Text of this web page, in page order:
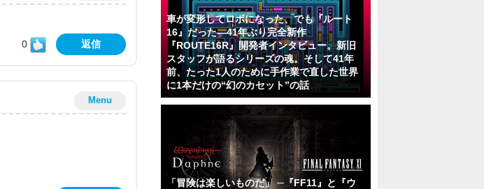
0 返信
Menu
車が変形してロボになった、でも『ルート
16』だった―41年ぶり完全新作
『ROUTE16R』開発者インタビュー。新旧
スタッフが語るシリーズの魂。そして41年
前、たった1人のために手作業で直した世界
に1本だけの“幻のカセット”の話
「冒険は楽しいものだ」 ─『FF11』と『ウ